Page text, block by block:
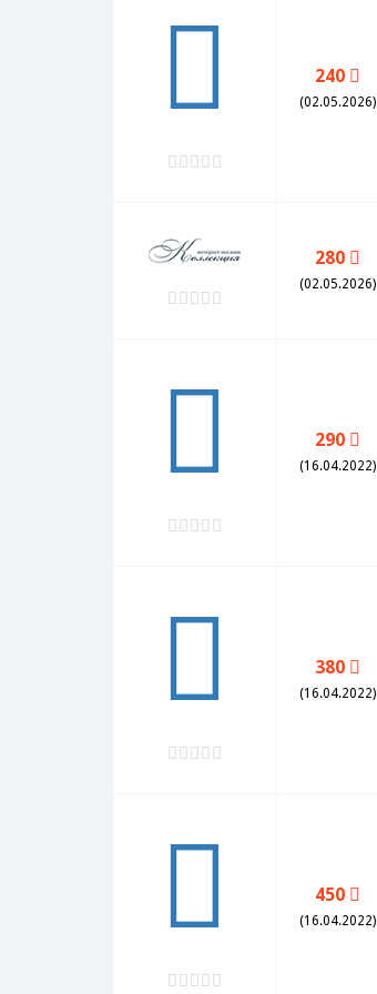
240
(02.05.2026)
280
(02.05.2026)
290
(16.04.2022)
380
(16.04.2022)
450
(16.04.2022)